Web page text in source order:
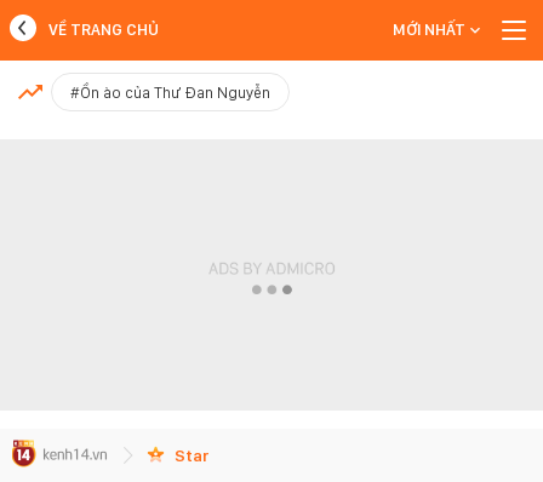
MỚI NHẤT
VỀ TRANG CHỦ MỚI NHẤT
#Ồn ào của Thư Đan Nguyễn
Star